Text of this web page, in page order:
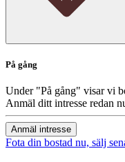
På gång
Under "På gång" visar vi
Anmäl ditt intresse redan
Anmäl intresse
Fota din bostad nu, sälj